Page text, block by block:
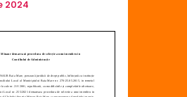
2024